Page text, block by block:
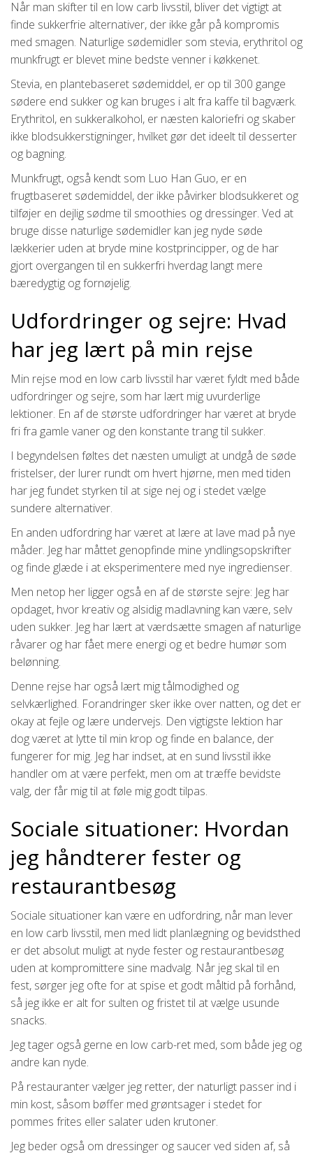
Når man skifter til en low carb livsstil, bliver det vigtigt at
finde sukkerfrie alternativer, der ikke går på kompromis
med smagen. Naturlige sødemidler som stevia, erythritol og
munkfrugt er blevet mine bedste venner i køkkenet.
Stevia, en plantebaseret sødemiddel, er op til 300 gange
sødere end sukker og kan bruges i alt fra kaffe til bagværk.
Erythritol, en sukkeralkohol, er næsten kaloriefri og skaber
ikke blodsukkerstigninger, hvilket gør det ideelt til desserter
og bagning.
Munkfrugt, også kendt som Luo Han Guo, er en
frugtbaseret sødemiddel, der ikke påvirker blodsukkeret og
tilføjer en dejlig sødme til smoothies og dressinger. Ved at
bruge disse naturlige sødemidler kan jeg nyde søde
lækkerier uden at bryde mine kostprincipper, og de har
gjort overgangen til en sukkerfri hverdag langt mere
bæredygtig og fornøjelig.
Udfordringer og sejre: Hvad
har jeg lært på min rejse
Min rejse mod en low carb livsstil har været fyldt med både
udfordringer og sejre, som har lært mig uvurderlige
lektioner. En af de største udfordringer har været at bryde
fri fra gamle vaner og den konstante trang til sukker.
I begyndelsen føltes det næsten umuligt at undgå de søde
fristelser, der lurer rundt om hvert hjørne, men med tiden
har jeg fundet styrken til at sige nej og i stedet vælge
sundere alternativer.
En anden udfordring har været at lære at lave mad på nye
måder. Jeg har måttet genopfinde mine yndlingsopskrifter
og finde glæde i at eksperimentere med nye ingredienser.
Men netop her ligger også en af de største sejre: Jeg har
opdaget, hvor kreativ og alsidig madlavning kan være, selv
uden sukker. Jeg har lært at værdsætte smagen af naturlige
råvarer og har fået mere energi og et bedre humør som
belønning.
Denne rejse har også lært mig tålmodighed og
selvkærlighed. Forandringer sker ikke over natten, og det er
okay at fejle og lære undervejs. Den vigtigste lektion har
dog været at lytte til min krop og finde en balance, der
fungerer for mig. Jeg har indset, at en sund livsstil ikke
handler om at være perfekt, men om at træffe bevidste
valg, der får mig til at føle mig godt tilpas.
Sociale situationer: Hvordan
jeg håndterer fester og
restaurantbesøg
Sociale situationer kan være en udfordring, når man lever
en low carb livsstil, men med lidt planlægning og bevidsthed
er det absolut muligt at nyde fester og restaurantbesøg
uden at kompromittere sine madvalg. Når jeg skal til en
fest, sørger jeg ofte for at spise et godt måltid på forhånd,
så jeg ikke er alt for sulten og fristet til at vælge usunde
snacks.
Jeg tager også gerne en low carb-ret med, som både jeg og
andre kan nyde.
På restauranter vælger jeg retter, der naturligt passer ind i
min kost, såsom bøffer med grøntsager i stedet for
pommes frites eller salater uden krutoner.
Jeg beder også om dressinger og saucer ved siden af, så